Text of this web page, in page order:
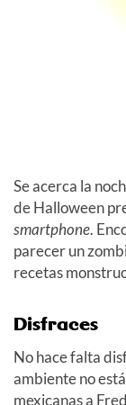
Se acerca la
de Halloween
smartphone.
parecer un
recetas
Disfraces
No hace falta
ambiente no
mexicanas a